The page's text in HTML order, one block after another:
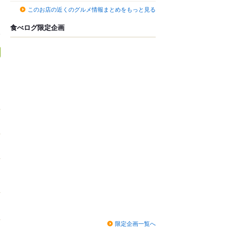
このお店の近くのグルメ情報まとめをもっと見る
食べログ限定企画
限定企画一覧へ